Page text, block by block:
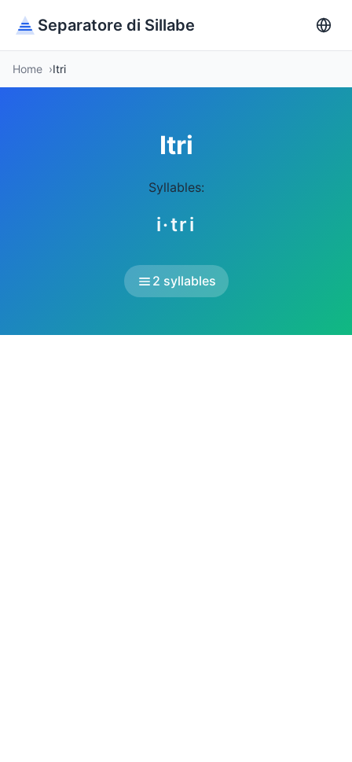
Separatore di Sillabe
Home Itri
Itri
Syllables:
i·tri
2 syllables